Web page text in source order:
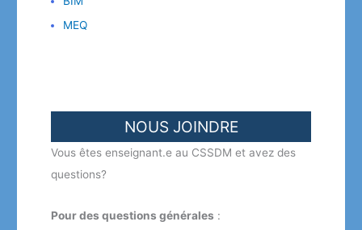
MEQ
NOUS JOINDRE
Vous êtes enseignant.e au CSSDM et avez des
questions?
Pour des questions générales :